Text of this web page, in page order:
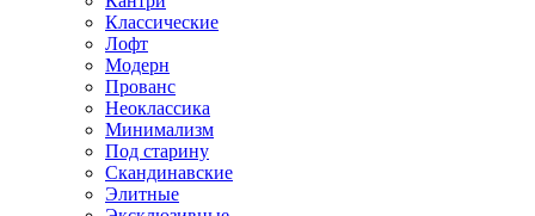
Классические
Лофт
Модерн
Прованс
Неоклассика
Минимализм
Под старину
Скандинавские
Элитные